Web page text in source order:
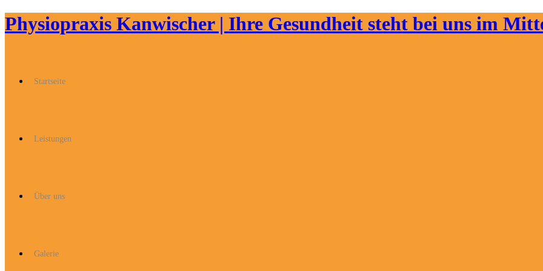
Physiopraxis Kanwischer | Ihre Gesundheit steht bei uns im
Startseite
Leistungen
Über uns
Galerie